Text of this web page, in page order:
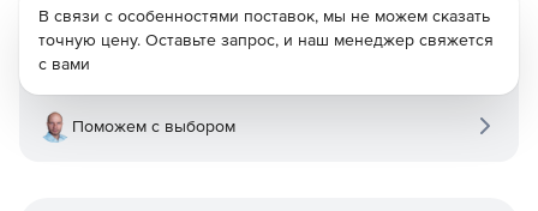
В связи с особенностями поставок, мы не можем сказать
точную цену. Оставьте запрос, и наш менеджер свяжется
с вами
Поможем с выбором